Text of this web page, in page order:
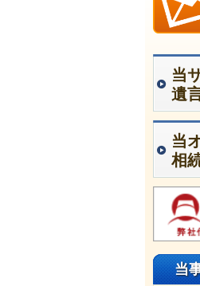
当
遺
当
相
当